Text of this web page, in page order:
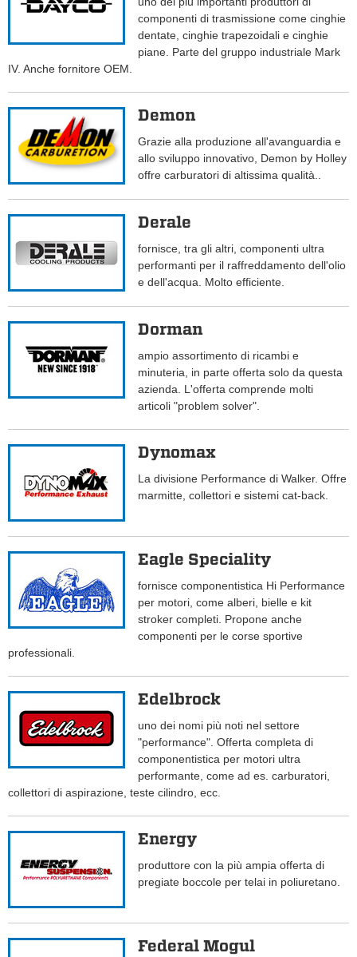
componenti di trasmissione come cinghie
dentate, cinghie trapezoidali e cinghie
piane. Parte del gruppo industriale Mark
IV. Anche fornitore OEM.
Demon
Grazie alla produzione all'avanguardia e
allo sviluppo innovativo, Demon by Holley
offre carburatori di altissima qualità..
Derale
fornisce, tra gli altri, componenti ultra
performanti per il raffreddamento dell'olio
e dell'acqua. Molto efficiente.
Dorman
ampio assortimento di ricambi e
minuteria, in parte offerta solo da questa
azienda. L'offerta comprende molti
articoli "problem solver".
Dynomax
La divisione Performance di Walker. Offre
marmitte, collettori e sistemi cat-back.
Eagle Speciality
fornisce componentistica Hi Performance
per motori, come alberi, bielle e kit
stroker completi. Propone anche
componenti per le corse sportive
professionali.
Edelbrock
uno dei nomi più noti nel settore
"performance". Offerta completa di
componentistica per motori ultra
performante, come ad es. carburatori,
collettori di aspirazione, teste cilindro, ecc.
Energy
produttore con la più ampia offerta di
pregiate boccole per telai in poliuretano.
Federal Mogul